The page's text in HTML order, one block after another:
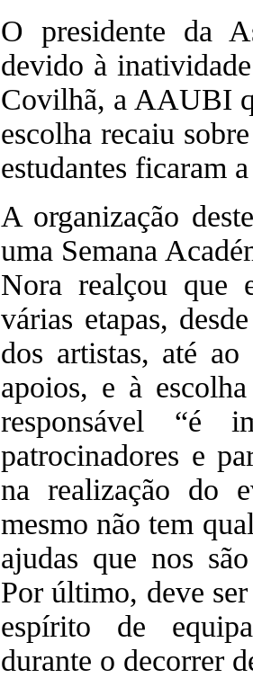
O presidente da
devido à
Covilhã, a AAUBI
escolha recaiu
estudantes ficaram
A organização
uma Semana
Nora realçou que
várias etapas,
dos artistas, até
apoios, e à
responsável “é
patrocinadores e
na realização do
mesmo não tem
ajudas que nos
Por último, deve
espírito de
durante o decorrer